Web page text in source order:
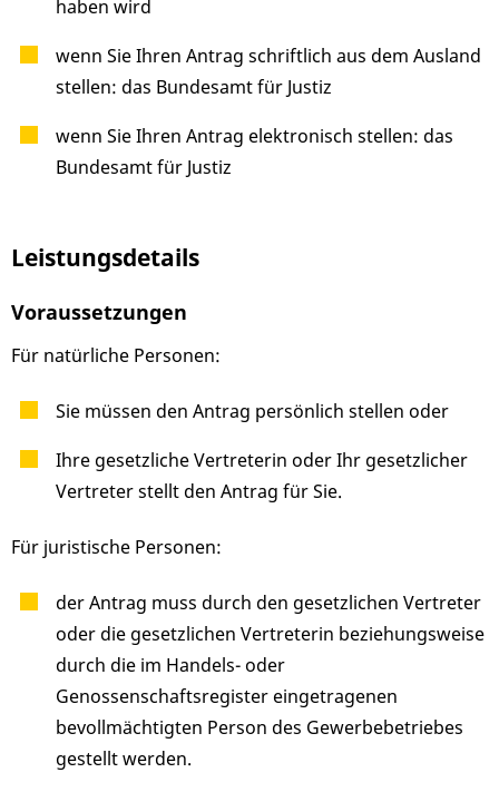
haben wird
wenn Sie Ihren Antrag schriftlich aus dem Ausland
stellen: das Bundesamt für Justiz
wenn Sie Ihren Antrag elektronisch stellen: das
Bundesamt für Justiz
Leistungsdetails
Voraussetzungen
Für natürliche Personen:
Sie müssen den Antrag persönlich stellen oder
Ihre gesetzliche Vertreterin oder Ihr gesetzlicher
Vertreter stellt den Antrag für Sie.
Für juristische Personen:
der Antrag muss durch den gesetzlichen Vertreter
oder die gesetzlichen Vertreterin beziehungsweise
durch die im Handels- oder
Genossenschaftsregister eingetragenen
bevollmächtigten Person des Gewerbebetriebes
gestellt werden.